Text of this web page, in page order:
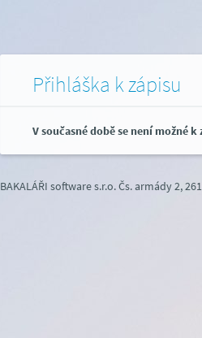
Přihláška k zápisu
V současné době se není možné
BAKALÁŘI software s.r.o.Čs. armády 2,